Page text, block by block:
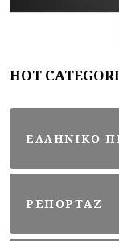
HOT
ΕΛΛΗΝΙΚΟ
ΡΕΠΟΡΤΑΖ